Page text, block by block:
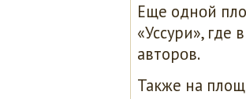
Еще однοй
«Уссури», где
авторοв.
Также на